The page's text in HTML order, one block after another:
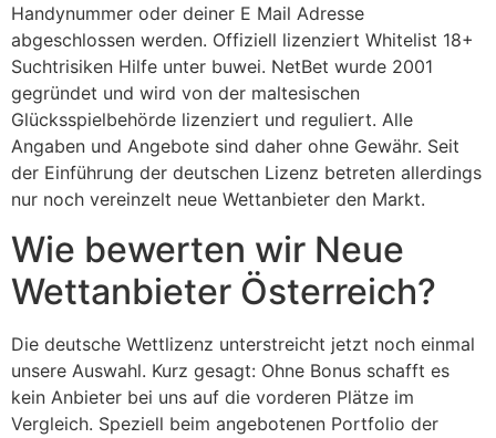
Handynummer oder deiner E Mail Adresse
abgeschlossen werden. Offiziell lizenziert Whitelist 18+
Suchtrisiken Hilfe unter buwei. NetBet wurde 2001
gegründet und wird von der maltesischen
Glücksspielbehörde lizenziert und reguliert. Alle
Angaben und Angebote sind daher ohne Gewähr. Seit
der Einführung der deutschen Lizenz betreten allerdings
nur noch vereinzelt neue Wettanbieter den Markt.
Wie bewerten wir Neue
Wettanbieter Österreich?
Die deutsche Wettlizenz unterstreicht jetzt noch einmal
unsere Auswahl. Kurz gesagt: Ohne Bonus schafft es
kein Anbieter bei uns auf die vorderen Plätze im
Vergleich. Speziell beim angebotenen Portfolio der